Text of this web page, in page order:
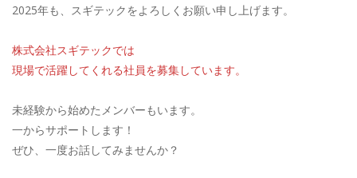
2025年も、スギテックをよろしくお願い申し上げます。
株式会社スギテックでは
現場で活躍してくれる社員を募集しています。
未経験から始めたメンバーもいます。
一からサポートします！
ぜひ、一度お話してみませんか？